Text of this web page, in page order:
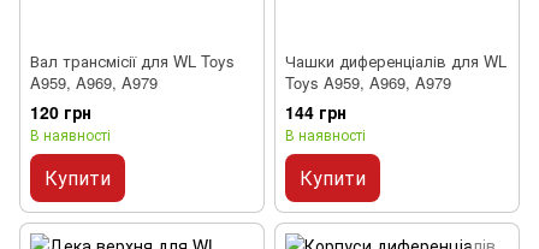
Вал трансмісії для WL Toys
A959, A969, A979
120 грн
В наявності
Купити
Чашки диференціалів для WL
Toys A959, A969, A979
144 грн
В наявності
Купити